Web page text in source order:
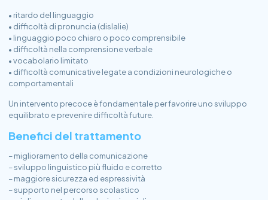
• ritardo del linguaggio
• difficoltà di pronuncia (dislalie)
• linguaggio poco chiaro o poco comprensibile
• difficoltà nella comprensione verbale
• vocabolario limitato
• difficoltà comunicative legate a condizioni neurologiche o
comportamentali
Un intervento precoce è fondamentale per favorire uno sviluppo
equilibrato e prevenire difficoltà future.
Benefici del trattamento
– miglioramento della comunicazione
– sviluppo linguistico più fluido e corretto
– maggiore sicurezza ed espressività
– supporto nel percorso scolastico